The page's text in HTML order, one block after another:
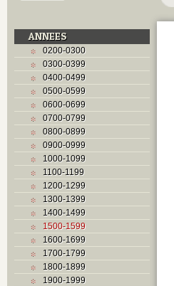
ANNEES
0200-0300
0300-0399
0400-0499
0500-0599
0600-0699
0700-0799
0800-0899
0900-0999
1000-1099
1100-1199
1200-1299
1300-1399
1400-1499
1500-1599
1600-1699
1700-1799
1800-1899
1900-1999